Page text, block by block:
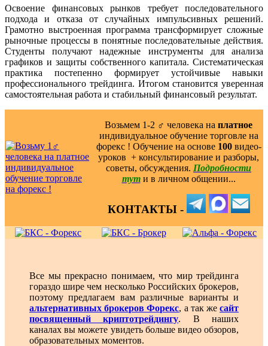
Освоение финансовых рынков требует последовательного
подхода и отказа от случайных импульсивных решений.
Грамотно выстроенная программа трансформирует сложные
рыночные процессы в понятные последовательные действия.
Студенты получают надежные инструменты для анализа
графиков и защиты собственного капитала. Систематическая
практика постепенно формирует устойчивые навыки
профессионального трейдинга. Итогом становится уверенная
самостоятельная работа и стабильный финансовый результат.
Возьмем 1-2 ‍♂️ человека на платное
индивидуальное обучение торговле на
форекс ! Обучение на основе 100видео-
уроков ️ + консультирование и разборы,
советы, обсуждения. Подробности
тут и в личном общении...
КОНТАКТЫ -
Все мы прекрасно понимаем, что мир трейдинга
гораздо шире чем несколько Российских брокеров,
поэтому предлагаем вам различные варианты и
альтернативных брокеров Форекс, а так жесайт
посвященный криптотрейдингу. В наших
каналах вы можете увидеть больше видео обзоров,
образовательных моментов.